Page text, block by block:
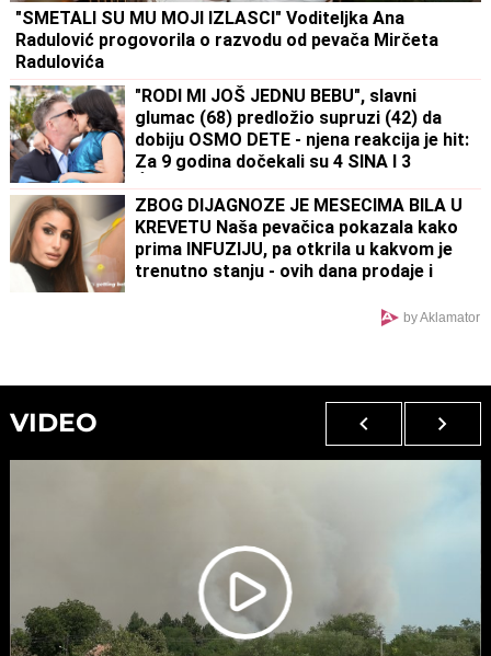
"SMETALI SU MU MOJI IZLASCI" Voditeljka Ana
Radulović progovorila o razvodu od pevača Mirčeta
Radulovića
"RODI MI JOŠ JEDNU BEBU", slavni
glumac (68) predložio supruzi (42) da
dobiju OSMO DETE - njena reakcija je hit:
Za 9 godina dočekali su 4 SINA I 3
ZBOG DIJAGNOZE JE MESECIMA BILA U
KREVETU Naša pevačica pokazala kako
prima INFUZIJU, pa otkrila u kakvom je
trenutno stanju - ovih dana prodaje i
by Aklamator
VIDEO